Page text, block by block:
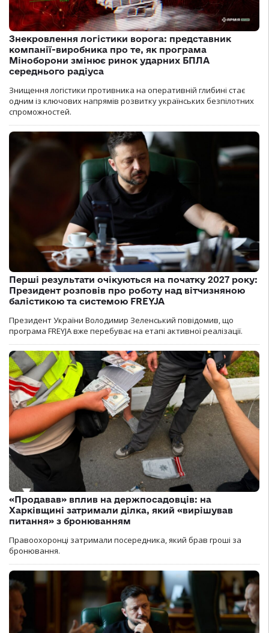
Знекровлення логістики ворога: представник
компанії-виробника про те, як програма
Міноборони змінює ринок ударних БПЛА
середнього радіуса
Знищення логістики противника на оперативній глибині стає
одним із ключових напрямів розвитку українських безпілотних
спроможностей.
Перші результати очікуються на початку 2027 року:
Президент розповів про роботу над вітчизняною
балістикою та системою FREYJA
Президент України Володимир Зеленський повідомив, що
програма FREYJA вже перебуває на етапі активної реалізації.
«Продавав» вплив на держпосадовців: на
Харківщині затримали ділка, який «вирішував
питання» з бронюванням
Правоохоронці затримали посередника, який брав гроші за
бронювання.